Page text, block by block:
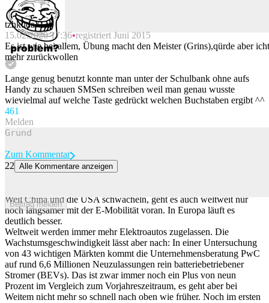
Beitrag melden
tzhkuda7
15.02.2020 17:36 registriert Juni 2015
Es ist wie bei allem, Übung macht den Meister (Grins),qürde aber icht
mehr zurückwollen
Lange genug benutzt konnte man unter der Schulbank ohne aufs
Handy zu schauen SMSen schreiben weil man genau wusste
wievielmal auf welche Taste gedrückt welchen Buchstaben ergibt ^^
461
Melden
Beitrag melden
Zum Kommentar
22 Alle Kommentare anzeigen
Weil China und die USA schwächeln, geht es auch weltweit nur
noch langsamer mit der E-Mobilität voran. In Europa läuft es
deutlich besser.
Weltweit werden immer mehr Elektroautos zugelassen. Die
Wachstumsgeschwindigkeit lässt aber nach: In einer Untersuchung
von 43 wichtigen Märkten kommt die Unternehmensberatung PwC
auf rund 6,6 Millionen Neuzulassungen rein batteriebetriebener
Stromer (BEVs). Das ist zwar immer noch ein Plus von neun
Prozent im Vergleich zum Vorjahreszeitraum, es geht aber bei
Weitem nicht mehr so schnell nach oben wie früher. Noch im ersten